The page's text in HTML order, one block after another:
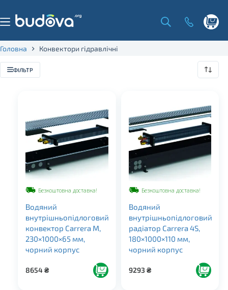
content
Головна
Конвектори гідравлічні
ФІЛЬТР
Безкоштовна доставка!
Водяний
внутрішньопідлоговий
конвектор Carrera M,
230×1000×65 мм,
чорний корпус
8654₴
Безкоштовна доставка!
Водяний
внутрішньопідлоговий
радіатор Carrera 4S,
180×1000×110 мм,
чорний корпус
9293 ₴